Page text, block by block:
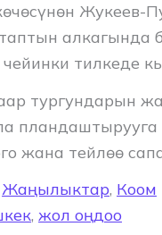
Жукеев-
алкагында
чейинки тилкеде
тургундарын
жана тейлөө
Жаңылыктар, Коом
, жол оңдоо